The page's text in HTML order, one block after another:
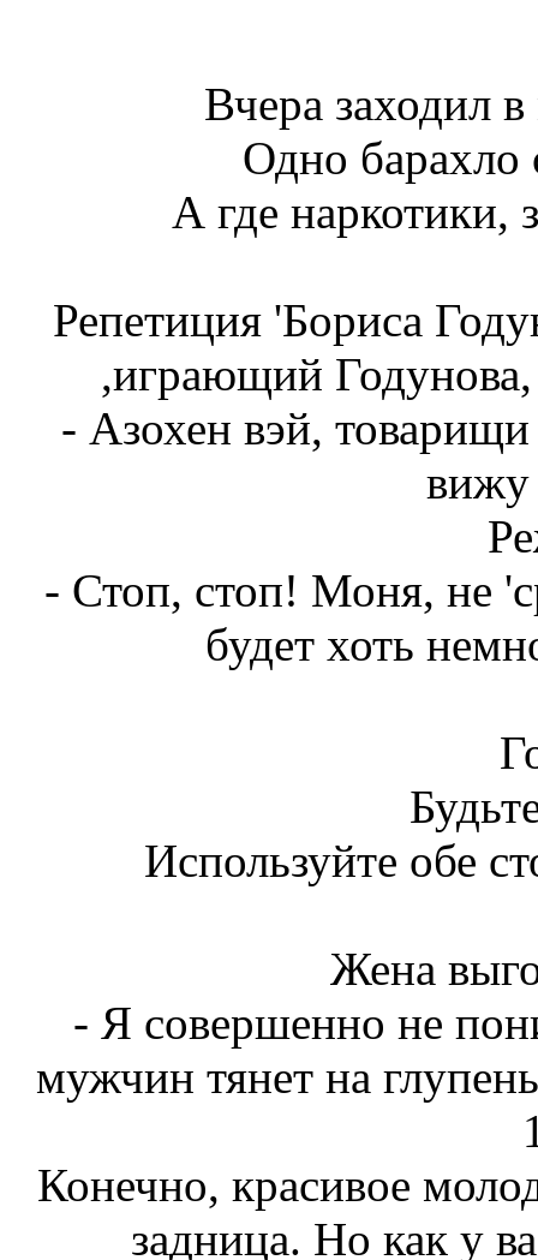
Вчера заходил
Одно барахло
А где наркотики,
Репетиция 'Бориса
,играющий
- Азохен вэй,
вижу
- Стоп, стоп! Моня, не
будет хоть
Используйте обе
Жена
- Я совершенно не
мужчин тянет на
Конечно, красивое
задница. Но как у